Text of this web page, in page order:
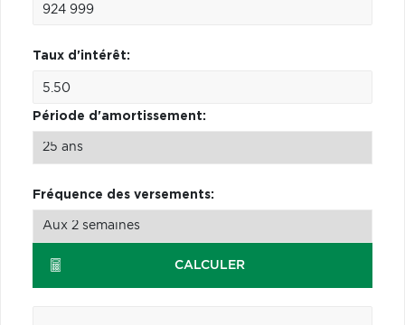
Taux d'intérêt:
Période d'amortissement:
Fréquence des versements:
CALCULER